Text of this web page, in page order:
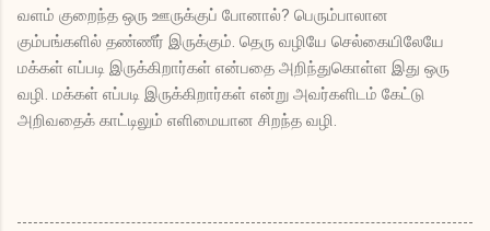
வளம் குறைந்த ஒரு ஊருக்குப் போனால்? பெரும்பாலான
கும்பங்களில் தண்ணீர் இருக்கும். தெரு வழியே செல்கையிலேயே
மக்கள் எப்படி இருக்கிறார்கள் என்பதை அறிந்துகொள்ள இது ஒரு
வழி. மக்கள் எப்படி இருக்கிறார்கள் என்று அவர்களிடம் கேட்டு
அறிவதைக் காட்டிலும் எளிமையான சிறந்த வழி.